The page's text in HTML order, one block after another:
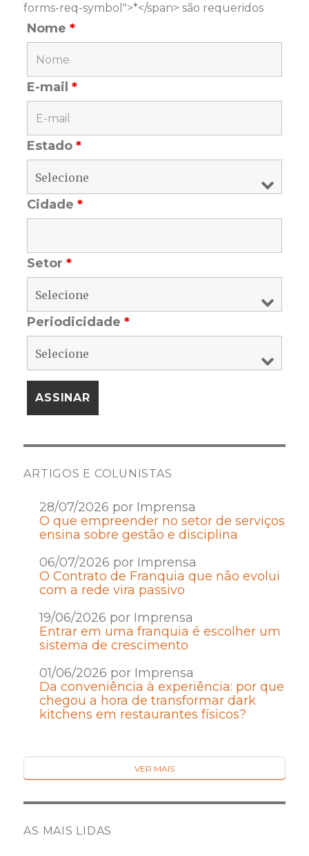
forms-req-symbol">*</span> são requeridos
Nome*
E-mail*
Estado*
Cidade*
Setor*
Periodicidade*
ARTIGOS E COLUNISTAS
28/07/2026 por Imprensa
O que empreender no setor de serviços
ensina sobre gestão e disciplina
06/07/2026 por Imprensa
O Contrato de Franquia que não evolui
com a rede vira passivo
19/06/2026 por Imprensa
Entrar em uma franquia é escolher um
sistema de crescimento
01/06/2026 por Imprensa
Da conveniência à experiência: por que
chegou a hora de transformar dark
kitchens em restaurantes físicos?
VER MAIS
AS MAIS LIDAS